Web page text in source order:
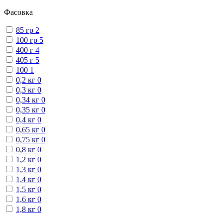
Фасовка
85 гр 2
100 гр 5
400 г 4
405 г 5
100 1
0,2 кг 0
0,3 кг 0
0,34 кг 0
0,35 кг 0
0,4 кг 0
0,65 кг 0
0,75 кг 0
0,8 кг 0
1,2 кг 0
1,3 кг 0
1,4 кг 0
1,5 кг 0
1,6 кг 0
1,8 кг 0